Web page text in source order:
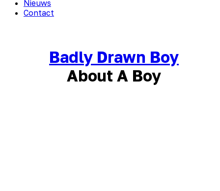
Nieuws
Contact
Badly Drawn Boy
About A Boy